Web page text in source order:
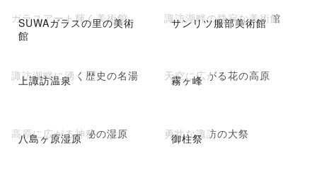
SUWAガラスの里の美術
館
ガラスアート輝く美術館 サンリツ服部美術館
諏訪湖畔の静寂な美術館
上諏訪温泉
諏訪湖畔に湧く歴史の名湯 霧ヶ峰
天空に広がる花の高原
八島ヶ原湿原
高原に広がる神秘の湿原 御柱祭
勇壮な諏訪の大祭